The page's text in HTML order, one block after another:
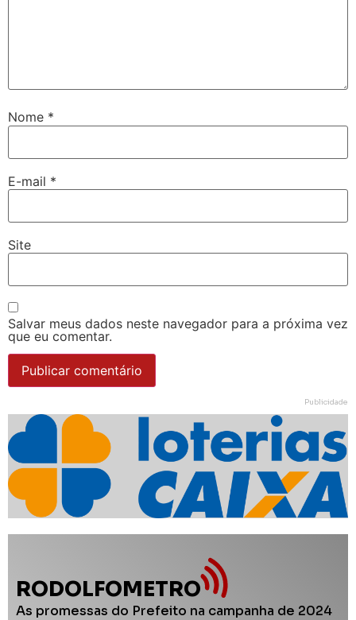
Nome *
E-mail *
Site
Salvar meus dados neste navegador para a próxima vez
que eu comentar.
Publicidade
RODOLFOMETRO
As promessas do Prefeito na campanha de 2024